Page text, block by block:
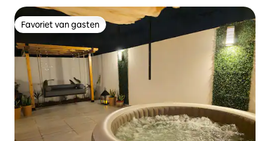
Favoriet van gasten
Favoriet van gasten